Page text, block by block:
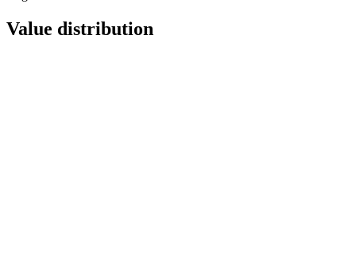
Value distribution